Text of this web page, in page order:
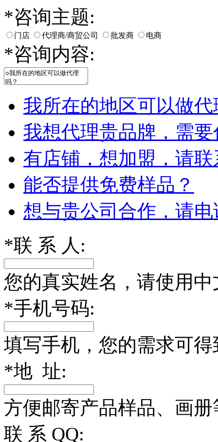
*咨询主题:
门店 代理商/商贸公司 批发商 电商
*咨询内容:
我所在的地区可以做
我想代理贵品牌，需
有店铺，想加盟，请
能否提供免费样品？
想与贵公司合作，请
*联 系 人:
您的真实姓名，请使用中
*手机号码:
填写手机，您的需求可
*地 址:
方便邮寄产品样品、画
联 系 QQ: